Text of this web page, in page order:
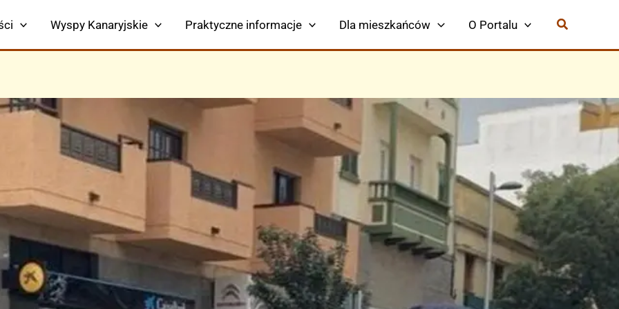
Wyspy Kanaryjskie Praktyczne informacje Dla mieszkańców O Portalu